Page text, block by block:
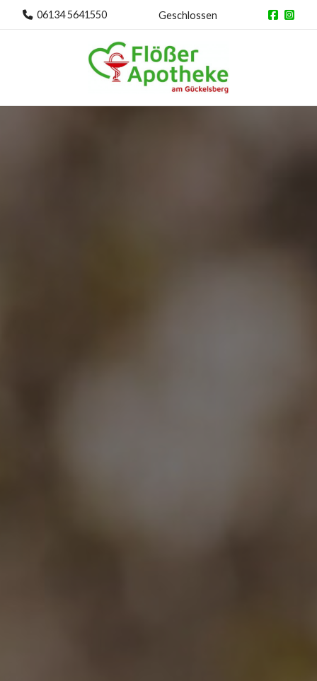
06134 5641550 Geschlossen